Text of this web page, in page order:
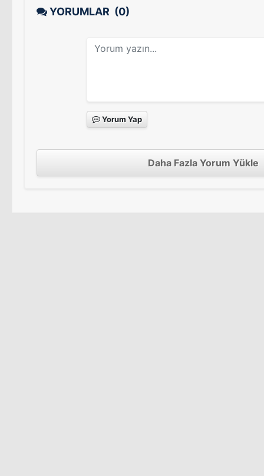
YORUMLAR (0)
Yorum Yap
Daha Fazla Yorum Yükle